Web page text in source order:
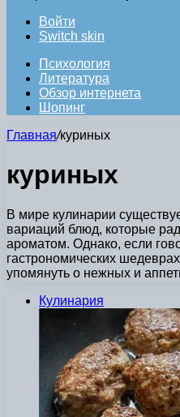
Войти
Switch skin
Психология
Литература
Обзор интернета
Шопинг
Главная/куриных
куриных
В мире кулинарии
вариаций блюд, которые
ароматом. Однако, если
гастрономических
упомянуть о нежных и
Кулинария